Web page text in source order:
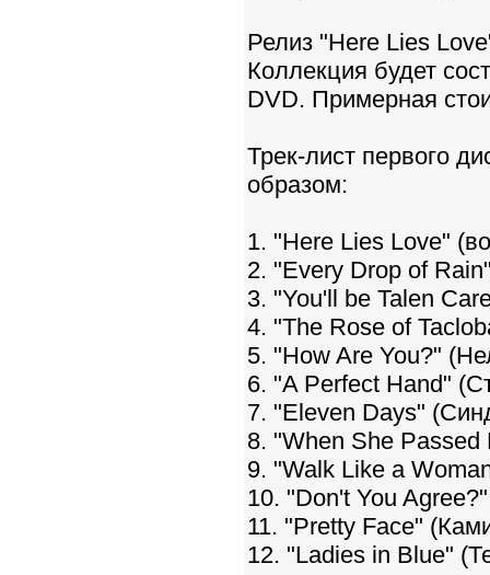
Релиз "Here Lies
Коллекция будет
DVD. Примерная
Трек-лист первого
образом:
1. "Here Lies Love"
2. "Every Drop of
3. "You'll be Talen
4. "The Rose of
5. "How Are You?"
6. "A Perfect Hand"
7. "Eleven Days"
8. "When She
9. "Walk Like a
10. "Don't You
11. "Pretty Face"
12. "Ladies in Blue"